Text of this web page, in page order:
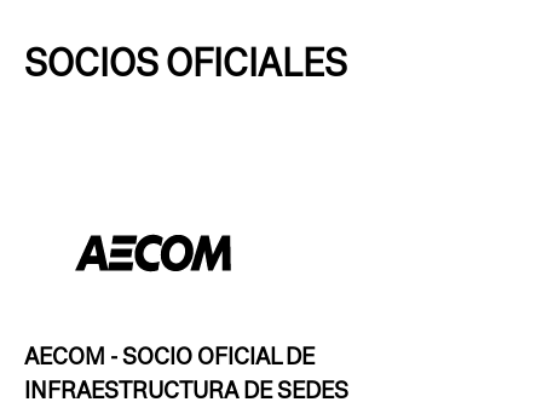
SOCIOS OFICIALES
AECOM - SOCIO OFICIAL DE
INFRAESTRUCTURA DE SEDES